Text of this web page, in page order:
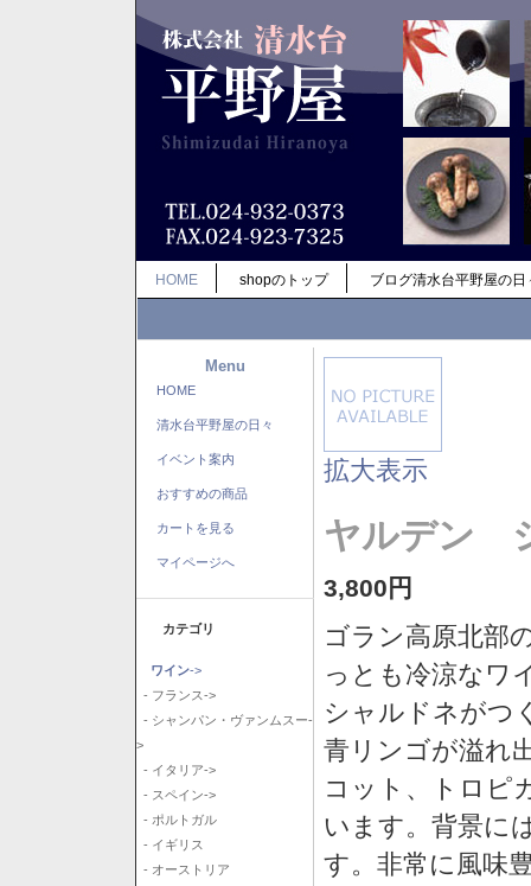
HOME shopのトップ ブログ清水台平野屋の日
Menu
HOME
清水台平野屋の日々
イベント案内
おすすめの商品
カートを見る
マイページへ
カテゴリ
ワイン->
- フランス->
- シャンパン・ヴァンムスー-
>
- イタリア->
- スペイン->
- ポルトガル
- イギリス
- オーストリア
拡大表示
ヤルデン
3,800円
ゴラン高原北部
っとも冷涼なワ
シャルドネがつ
青リンゴが溢れ
コット、トロピ
います。背景に
す。非常に風味